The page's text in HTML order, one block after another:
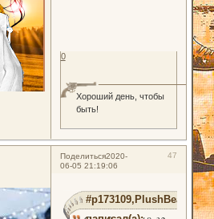
Хороший день, чтобы
быть!
0
Поделиться 47
2020-
06-05 21:19:06
#p173109,PlushBear